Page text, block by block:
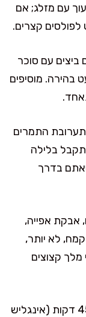
עם מזלג; אם
קצרים.
ביצים עם סוכר
בהירה. מוסיפים
התמרים
בלילה
בדרך
אבקת אפייה,
לא יותר,
מלך קצוצים
מעבירים לתבנית ואופים 35–45 דקות (אינגליש